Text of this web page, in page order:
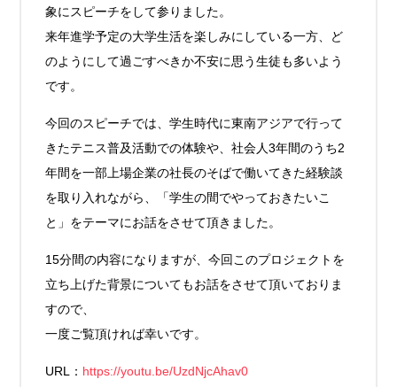
象にスピーチをして参りました。
来年進学予定の大学生活を楽しみにしている一方、ど
のようにして過ごすべきか不安に思う生徒も多いよう
です。
今回のスピーチでは、学生時代に東南アジアで行って
きたテニス普及活動での体験や、社会人3年間のうち2
年間を一部上場企業の社長のそばで働いてきた経験談
を取り入れながら、「学生の間でやっておきたいこ
と」をテーマにお話をさせて頂きました。
15分間の内容になりますが、今回このプロジェクトを
立ち上げた背景についてもお話をさせて頂いておりま
すので、
一度ご覧頂ければ幸いです。
URL： https://youtu.be/UzdNjcAhav0